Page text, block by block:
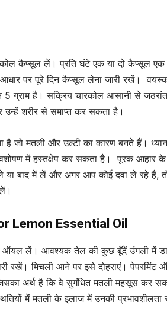
कैप्सूल लें। प्रति घंटे एक या दो कैप्सूल एक
पर पूरे दिन कैप्सूल लेना जारी रखें।
ग्राम है। सक्रिय चारकोल आसानी से
उन्हें शरीर से समाप्त कर सकता है।
है जो मतली और उल्टी का कारण बनते हैं।
में हस्तक्षेप कर सकता है। पूरक आहार के
बाद में लें और अगर आप कोई दवा ले रहे हैं,
Lemon Essential Oil
ऑयल लें। आवश्यक तेल की कुछ बूँदें उंगली में
रखें। मिचली आने पर इसे दोहराएं। पेपरमिंट
अर्थ है कि वे सुगंधित मतली महसूस कर
में मतली के इलाज में उनकी प्रभावशीलता